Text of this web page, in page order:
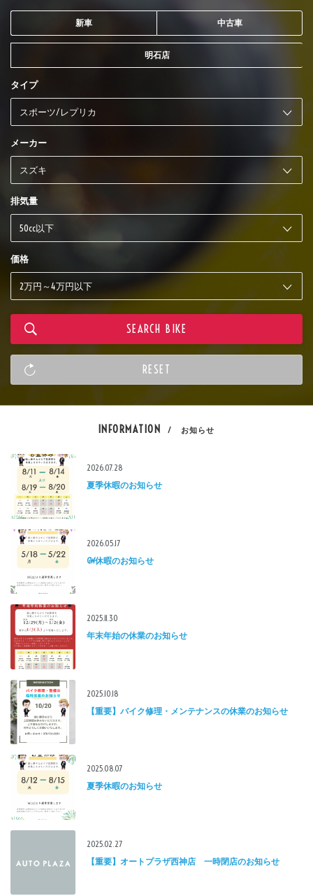
新車 中古車
明石店
タイプ
メーカー
排気量
価格
INFORMATION / お知らせ
2026.07.28
夏季休暇のお知らせ
2026.05.17
GW休暇のお知らせ
2025.11.30
年末年始の休業のお知らせ
2025.10.18
【重要】バイク修理・メンテナンスの休業のお知らせ
2025.08.07
夏季休暇のお知らせ
2025.02.27
【重要】オートプラザ西神店 一時閉店のお知らせ